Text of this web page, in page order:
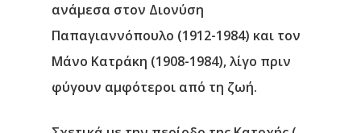
ανάμεσα στον Διονύση
Παπαγιαννόπουλο (1912-1984) και τον
Μάνο Κατράκη (1908-1984), λίγο πριν
φύγουν αμφότεροι από τη ζωή.